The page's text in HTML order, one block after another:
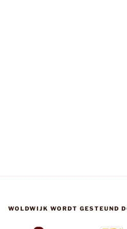
WOLDWIJK WORDT GESTEUND